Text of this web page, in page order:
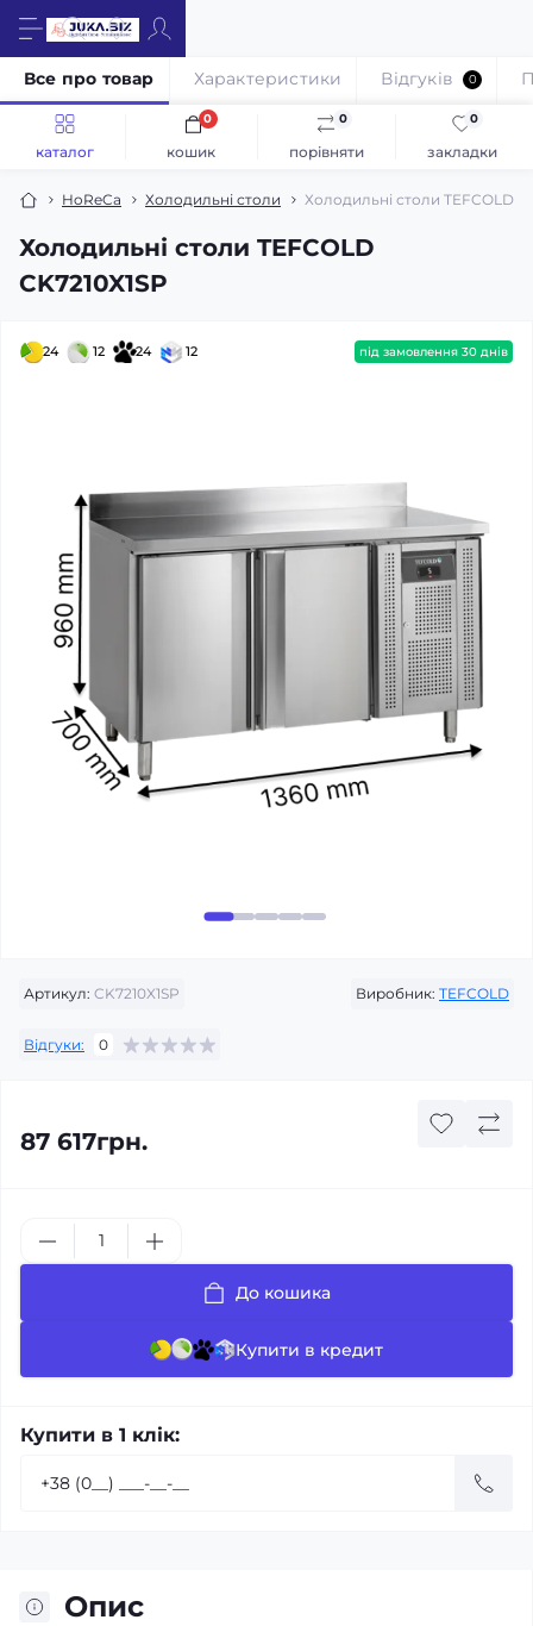
каталог порівняти
0
закладки
0
кошик
0
HoReCa Холодильні столи Холодильні столи TEFCOLD
Холодильні столи TEFCOLD
CK7210X1SP
Все про товар Характеристики Відгуків 0
24 12 24 12 під замовлення 30 днів
Артикул: CK7210X1SP Виробник: TEFCOLD
Відгуки: 0
87 617грн.
До кошика
Купити в кредит
Купити в 1 клік:
Опис